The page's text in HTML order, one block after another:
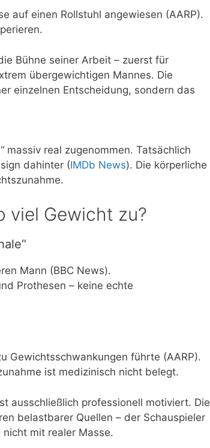
auf einen Rollstuhl angewiesen (AARP).
Bühne seiner Arbeit – zuerst für
übergewichtigen Mannes. Die
einzelnen Entscheidung, sondern das
massiv real zugenommen. Tatsächlich
dahinter (IMDb News). Die körperliche
viel Gewicht zu?
Mann (BBC News).
Prothesen – keine echte
Gewichtsschwankungen führte (AARP).
ist medizinisch nicht belegt.
ausschließlich professionell motiviert. Die
belastbarer Quellen – der Schauspieler
mit realer Masse.